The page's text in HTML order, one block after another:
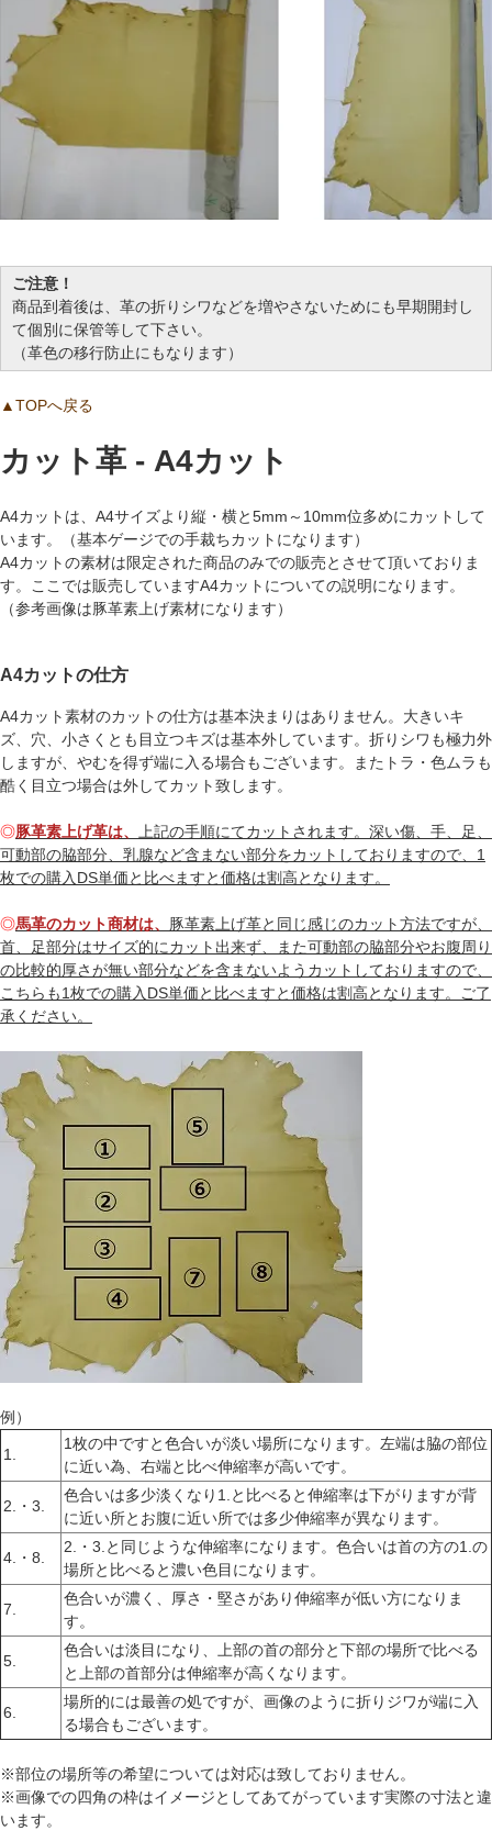
ご注意！
商品到着後は、革の折りシワなどを増やさないためにも早期開封し
て個別に保管等して下さい。
（革色の移行防止にもなります）
▲TOPへ戻る
カット革 - A4カット
A4カットは、A4サイズより縦・横と5mm～10mm位多めにカットして
います。（基本ゲージでの手裁ちカットになります）
A4カットの素材は限定された商品のみでの販売とさせて頂いておりま
す。ここでは販売していますA4カットについての説明になります。
（参考画像は豚革素上げ素材になります）
A4カットの仕方
A4カット素材のカットの仕方は基本決まりはありません。大きいキ
ズ、穴、小さくとも目立つキズは基本外しています。折りシワも極力外
しますが、やむを得ず端に入る場合もございます。またトラ・色ムラも
酷く目立つ場合は外してカット致します。
◎豚革素上げ革は、 上記の手順にてカットされます。深い傷、手、足、
可動部の脇部分、乳腺など含まない部分をカットしておりますので、1
枚での購入DS単価と比べますと価格は割高となります。
◎馬革のカット商材は、 豚革素上げ革と同じ感じのカット方法ですが、
首、足部分はサイズ的にカット出来ず、また可動部の脇部分やお腹周り
の比較的厚さが無い部分などを含まないようカットしておりますので、
こちらも1枚での購入DS単価と比べますと価格は割高となります。ご了
承ください。
例）
1.
1枚の中ですと色合いが淡い場所になります。左端は脇の部位
に近い為、右端と比べ伸縮率が高いです。
2.・3.
色合いは多少淡くなり1.と比べると伸縮率は下がりますが背
に近い所とお腹に近い所では多少伸縮率が異なります。
4.・8.
2.・3.と同じような伸縮率になります。色合いは首の方の1.の
場所と比べると濃い色目になります。
7.
色合いが濃く、厚さ・堅さがあり伸縮率が低い方になりま
す。
5.
色合いは淡目になり、上部の首の部分と下部の場所で比べる
と上部の首部分は伸縮率が高くなります。
6.
場所的には最善の処ですが、画像のように折りジワが端に入
る場合もございます。
※部位の場所等の希望については対応は致しておりません。
※画像での四角の枠はイメージとしてあてがっています実際の寸法と違
います。